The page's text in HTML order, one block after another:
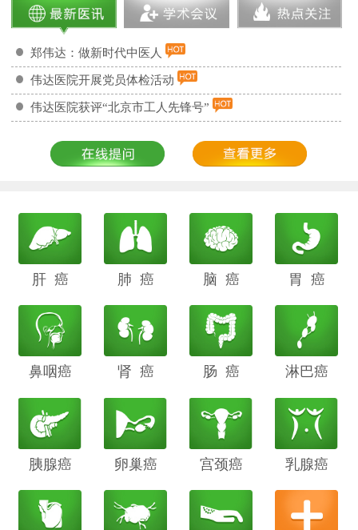
郑伟达：做新时代中医人
伟达医院开展党员体检活动
伟达医院获评“北京市工人先锋号”
肝 癌 阴道癌肺 癌 甲状腺癌
脑 癌 前列腺癌
胃 癌
鼻咽癌 胆管癌肾 癌
子宫内膜
癌
肠 癌 膀胱癌
淋巴癌
胰腺癌 鳞癌
卵巢癌 骨癌
宫颈癌 喉癌
乳腺癌